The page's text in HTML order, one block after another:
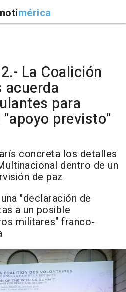
notimérica
La Coalición
para
previsto"
concreta los detalles
dentro de un
de paz
"declaración de
a un posible
militares" franco-